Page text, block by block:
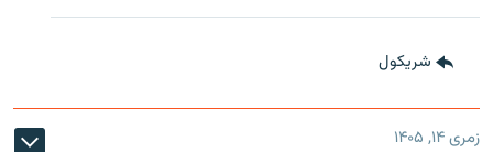
شريکول
زمری ۱۴, ۱۴۰۵